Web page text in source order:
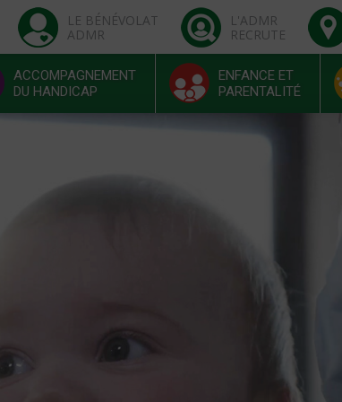
LE BÉNÉVOLAT
ADMR
L'ADMR
RECRUTE
ACCOMPAGNEMENT
DU HANDICAP
ENFANCE ET
PARENTALITÉ